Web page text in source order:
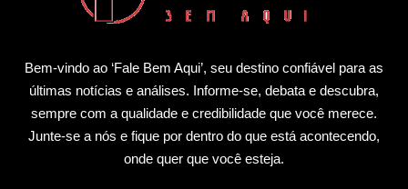
Bem-vindo ao ‘Fale Bem Aqui’, seu destino confiável para as
últimas notícias e análises. Informe-se, debata e descubra,
sempre com a qualidade e credibilidade que você merece.
Junte-se a nós e fique por dentro do que está acontecendo,
onde quer que você esteja.